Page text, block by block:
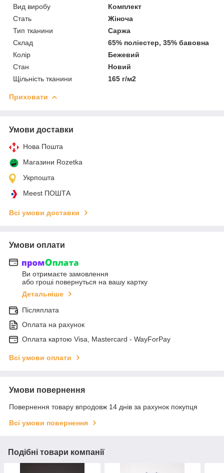
Вид виробу
Комплект
Стать
Жіноча
Тип тканини
Саржа
Склад
65% поліестер, 35% бавовна
Колір
Бежевий
Стан
Новий
Щільність тканини
165 г/м2
Приховати
Умови доставки
Нова Пошта
Магазини Rozetka
Укрпошта
Meest ПОШТА
Всі умови доставки
Умови оплати
Ви отримаєте замовлення
або гроші повернуться на вашу картку
Детальніше
Післяплата
Оплата на рахунок
Оплата картою Visa, Mastercard - WayForPay
Всі умови оплати
Умови повернення
Повернення товару впродовж 14 днів за рахунок покупця
Всі умови повернення
Подібні товари компанії